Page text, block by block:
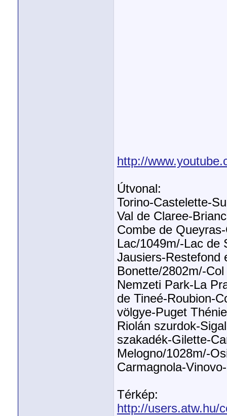
http://
Útvonal:
Torino-Castelette-
Val de Claree-
Combe de
Lac/1049m/-Lac de
Jausiers-Restefond
Bonette/2802m/-
Nemzeti Park-La
de Tineé-Roubion-
völgye-Puget
Riolán szurdok-
szakadék-Gilette-
Melogno/1028m/-
Carmagnola-
Térkép:
http://users.atw.hu/